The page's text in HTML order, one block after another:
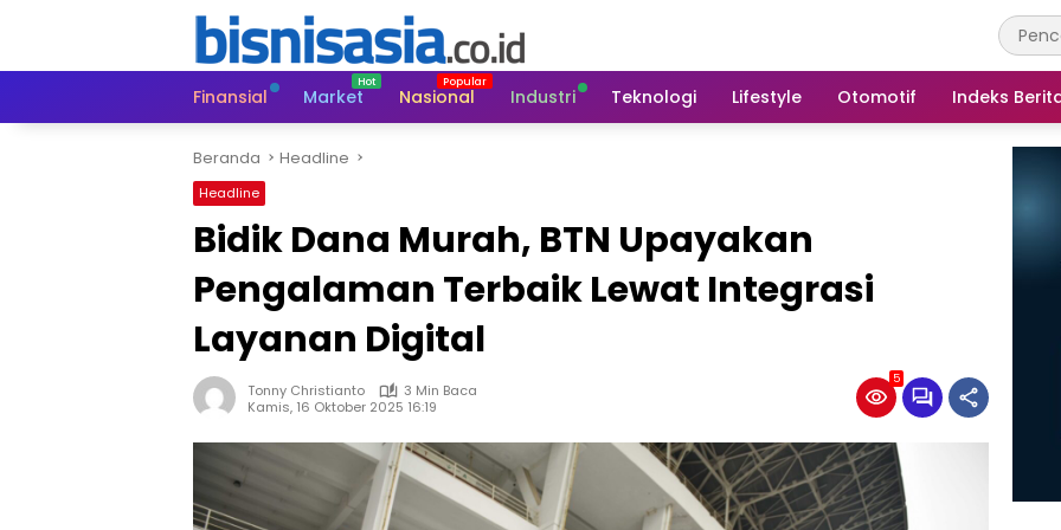
Finansial
Market Nasional Industri Teknologi Lifestyle Otomotif Indeks
Beranda Headline
Headline
Bidik Dana Murah, BTN Upayakan
Pengalaman Terbaik Lewat Integrasi
Layanan Digital
Tonny Christianto
3 Min Baca
Kamis, 16 Oktober 2025 16:19
5